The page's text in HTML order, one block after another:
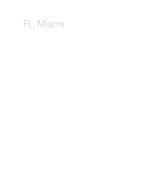
FL, Miami